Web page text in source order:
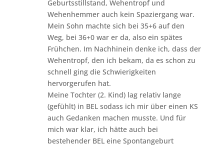
Geburtsstillstand, Wehentropf und
Wehenhemmer auch kein Spaziergang war.
Mein Sohn machte sich bei 35+6 auf den
Weg, bei 36+0 war er da, also ein spätes
Frühchen. Im Nachhinein denke ich, dass der
Wehentropf, den ich bekam, da es schon zu
schnell ging die Schwierigkeiten
hervorgerufen hat.
Meine Tochter (2. Kind) lag relativ lange
(gefühlt) in BEL sodass ich mir über einen KS
auch Gedanken machen musste. Und für
mich war klar, ich hätte auch bei
bestehender BEL eine Spontangeburt